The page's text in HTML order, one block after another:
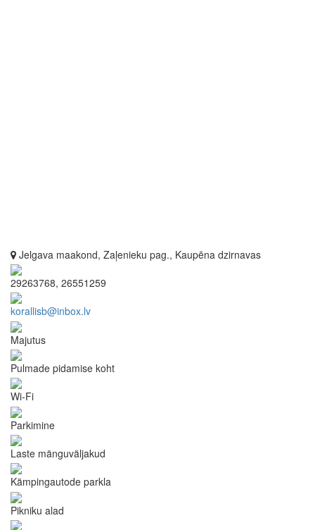
Jelgava maakond, Zaļenieku pag., Kaupēna dzirnavas
29263768, 26551259
korallisb@inbox.lv
Majutus
Pulmade pidamise koht
Wi-Fi
Parkimine
Laste mänguväljakud
Kämpingautode parkla
Pikniku alad